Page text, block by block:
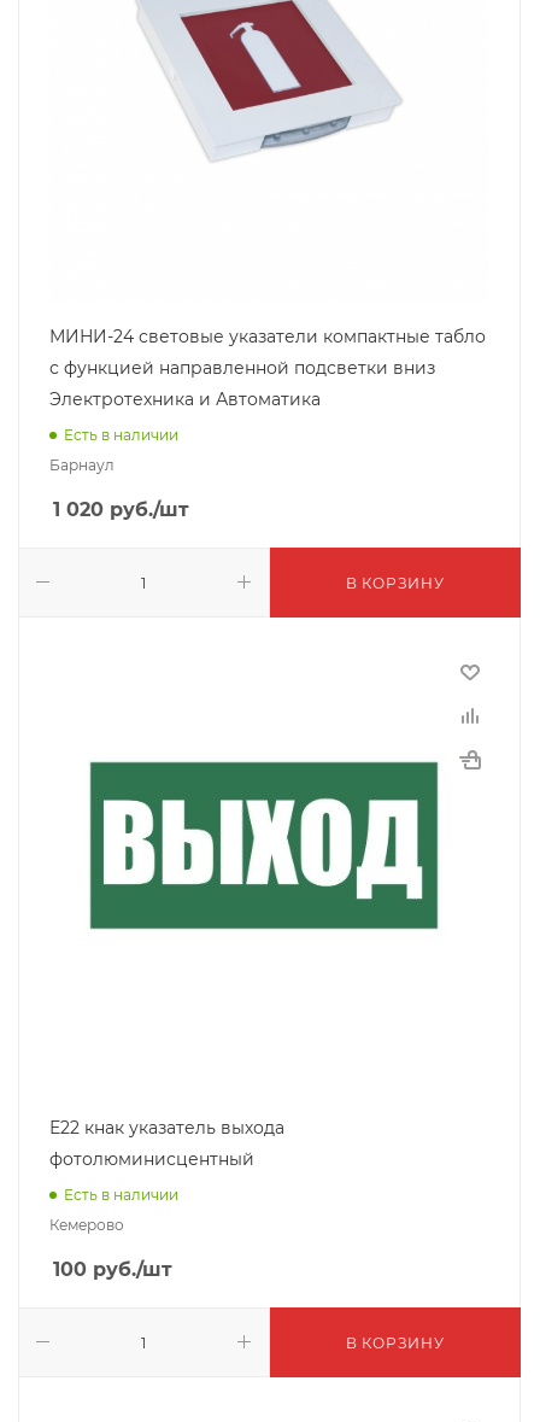
МИНИ-24 световые указатели компактные табло
с функцией направленной подсветки вниз
Электротехника и Автоматика
Есть в наличии
Барнаул
1 020 руб./шт
В КОРЗИНУ
Е22 кнак указатель выхода
фотолюминисцентный
Есть в наличии
Кемерово
100 руб./шт
В КОРЗИНУ